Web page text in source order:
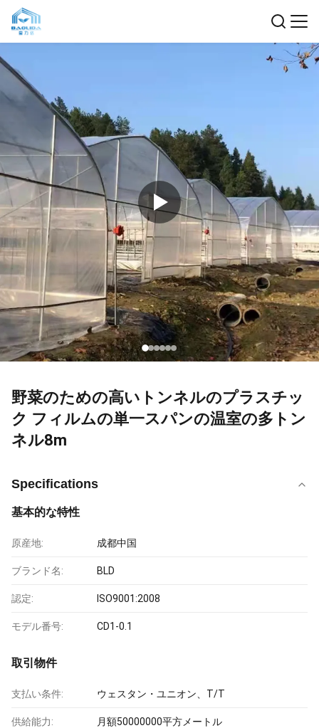
野菜のための高いトンネルのプラスチッ
ク フィルムの単一スパンの温室の多トン
ネル8m
Specifications
基本的な特性
原産地: 成都中国
ブランド名: BLD
認定: ISO9001:2008
モデル番号: CD1-0.1
取引物件
支払い条件: ウェスタン・ユニオン、T/T
供給能力: 月額50000000平方メートル